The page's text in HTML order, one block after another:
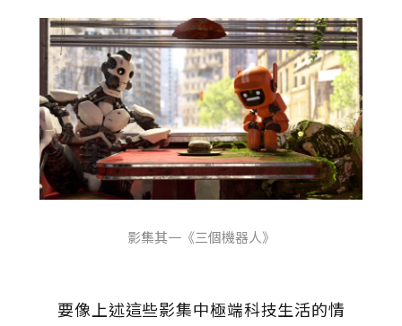
影集其一《三個機器人》
要像上述這些影集中極端科技生活的情